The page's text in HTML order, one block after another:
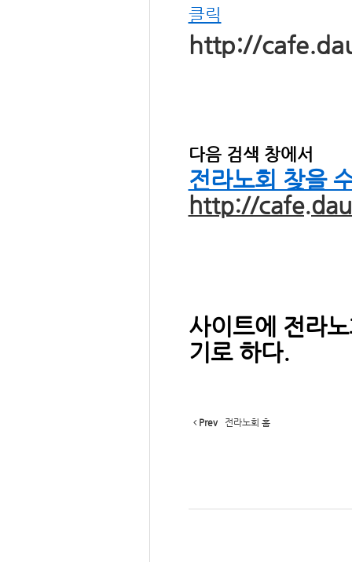
클릭
http://
다음 검색 창에서
전라노회 찾을
http://
사이트에 전라
기로 하다.
Prev 전라노회 홈